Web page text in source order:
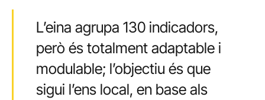
L’eina agrupa 130 indicadors,
però és totalment adaptable i
modulable; l’objectiu és que
sigui l’ens local, en base als